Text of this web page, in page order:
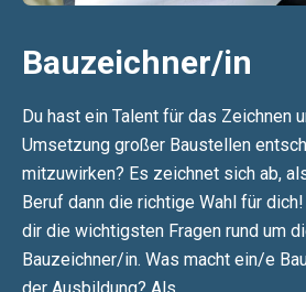
Bauzeichner/in
Du hast ein Talent für das Zeichnen
Umsetzung großer Baustellen
mitzuwirken? Es zeichnet sich ab,
Beruf dann die richtige Wahl für
dir die wichtigsten Fragen rund um
Bauzeichner/in. Was macht ein/e